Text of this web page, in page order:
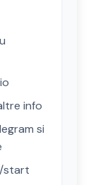
info
si
start